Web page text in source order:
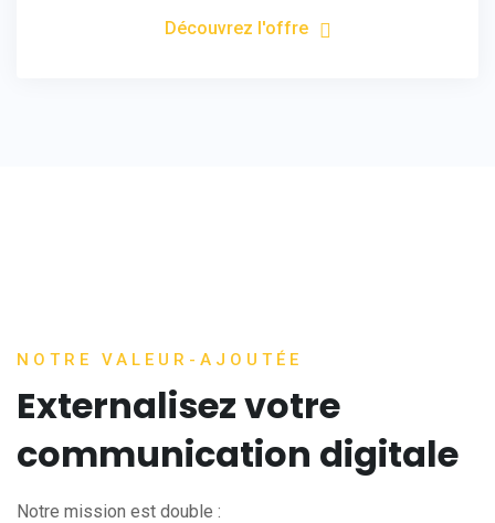
Découvrez l'offre
NOTRE VALEUR-AJOUTÉE
Externalisez votre
communication digitale
Notre mission est double :